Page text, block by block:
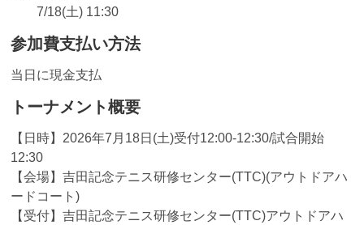
7/18(土) 11:30
参加費支払い方法
当日に現金支払
トーナメント概要
【日時】2026年7月18日(土)受付12:00-12:30/試合開始
12:30
【会場】吉田記念テニス研修センター(TTC)(アウトドアハ
ードコート)
【受付】吉田記念テニス研修センター(TTC)アウトドアハ